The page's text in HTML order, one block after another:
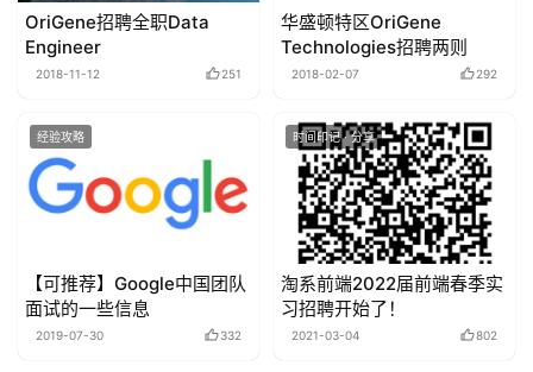
OriGene招聘全职Data
Engineer
2018-11-12 251
华盛顿特区OriGene
Technologies招聘两则
2018-02-07 292
经验攻略
【可推荐】Google中国团队
面试的一些信息
2019-07-30 332
时间印记 · 分享
淘系前端2022届前端春季实
习招聘开始了！
2021-03-04 802